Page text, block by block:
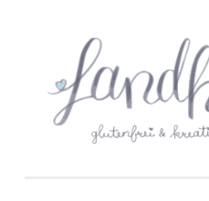
springen
Zöliakie, glutenfreie Ernährung